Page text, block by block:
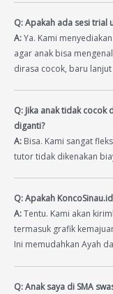
Q: Apakah ada sesi trial
A:Ya. Kami
agar anak bisa
dirasa cocok, baru
Q: Jika anak tidak
diganti?
A: Bisa. Kami sangat
tutor tidak dikenakan
Q: Apakah
A:Tentu. Kami akan
termasuk grafik
Ini memudahkan Ayah
Q: Anak saya di SMA